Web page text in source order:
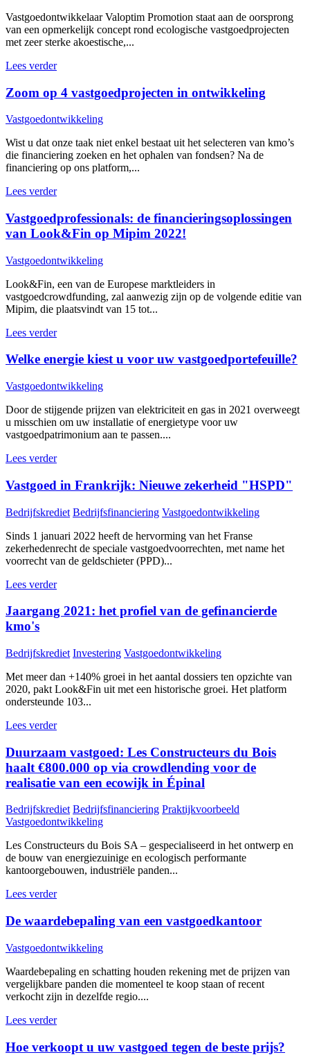
Vastgoedontwikkelaar Valoptim Promotion staat aan de oorsprong
van een opmerkelijk concept rond ecologische vastgoedprojecten
met zeer sterke akoestische,...
Lees verder
Zoom op 4 vastgoedprojecten in ontwikkeling
Vastgoedontwikkeling
Wist u dat onze taak niet enkel bestaat uit het selecteren van kmo’s
die financiering zoeken en het ophalen van fondsen? Na de
financiering op ons platform,...
Lees verder
Vastgoedprofessionals: de financieringsoplossingen
van Look&Fin op Mipim 2022!
Vastgoedontwikkeling
Look&Fin, een van de Europese marktleiders in
vastgoedcrowdfunding, zal aanwezig zijn op de volgende editie van
Mipim, die plaatsvindt van 15 tot...
Lees verder
Welke energie kiest u voor uw vastgoedportefeuille?
Vastgoedontwikkeling
Door de stijgende prijzen van elektriciteit en gas in 2021 overweegt
u misschien om uw installatie of energietype voor uw
vastgoedpatrimonium aan te passen....
Lees verder
Vastgoed in Frankrijk: Nieuwe zekerheid "HSPD"
Bedrijfskrediet Bedrijfsfinanciering Vastgoedontwikkeling
Sinds 1 januari 2022 heeft de hervorming van het Franse
zekerhedenrecht de speciale vastgoedvoorrechten, met name het
voorrecht van de geldschieter (PPD)...
Lees verder
Jaargang 2021: het profiel van de gefinancierde
kmo's
Bedrijfskrediet Investering Vastgoedontwikkeling
Met meer dan +140% groei in het aantal dossiers ten opzichte van
2020, pakt Look&Fin uit met een historische groei. Het platform
ondersteunde 103...
Lees verder
Duurzaam vastgoed: Les Constructeurs du Bois
haalt €800.000 op via crowdlending voor de
realisatie van een ecowijk in Épinal
Bedrijfskrediet Bedrijfsfinanciering Praktijkvoorbeeld
Vastgoedontwikkeling
Les Constructeurs du Bois SA – gespecialiseerd in het ontwerp en
de bouw van energiezuinige en ecologisch performante
kantoorgebouwen, industriële panden...
Lees verder
De waardebepaling van een vastgoedkantoor
Vastgoedontwikkeling
Waardebepaling en schatting houden rekening met de prijzen van
vergelijkbare panden die momenteel te koop staan of recent
verkocht zijn in dezelfde regio....
Lees verder
Hoe verkoopt u uw vastgoed tegen de beste prijs?